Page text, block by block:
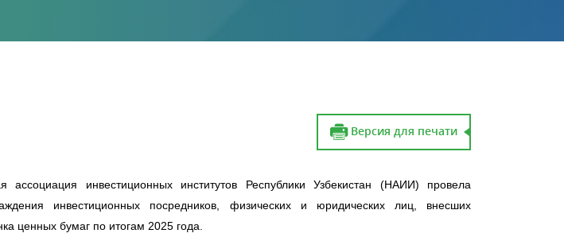
Версия для печати
инвестиционных институтов Республики Узбекистан (НАИИ) провела
инвестиционных посредников, физических и юридических лиц, внесших
ценных бумаг по итогам 2025 года.